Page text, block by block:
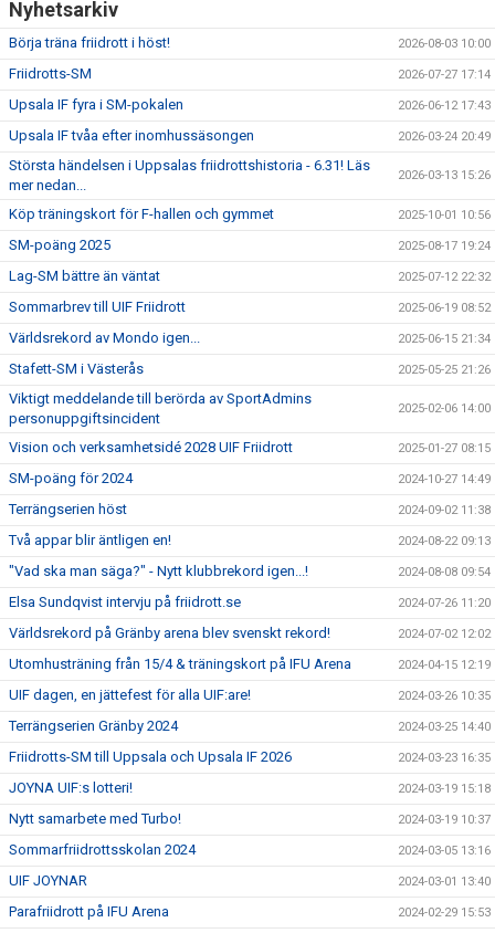
Nyhetsarkiv
Börja träna friidrott i höst! 2026-08-03 10:00
Friidrotts-SM 2026-07-27 17:14
Upsala IF fyra i SM-pokalen 2026-06-12 17:43
Upsala IF tvåa efter inomhussäsongen 2026-03-24 20:49
Största händelsen i Uppsalas friidrottshistoria - 6.31! Läs
mer nedan...
2026-03-13 15:26
Köp träningskort för F-hallen och gymmet 2025-10-01 10:56
SM-poäng 2025 2025-08-17 19:24
Lag-SM bättre än väntat 2025-07-12 22:32
Sommarbrev till UIF Friidrott 2025-06-19 08:52
Världsrekord av Mondo igen... 2025-06-15 21:34
Stafett-SM i Västerås 2025-05-25 21:26
Viktigt meddelande till berörda av SportAdmins
personuppgiftsincident
2025-02-06 14:00
Vision och verksamhetsidé 2028 UIF Friidrott 2025-01-27 08:15
SM-poäng för 2024 2024-10-27 14:49
Terrängserien höst 2024-09-02 11:38
Två appar blir äntligen en! 2024-08-22 09:13
"Vad ska man säga?" - Nytt klubbrekord igen...! 2024-08-08 09:54
Elsa Sundqvist intervju på friidrott.se 2024-07-26 11:20
Världsrekord på Gränby arena blev svenskt rekord! 2024-07-02 12:02
Utomhusträning från 15/4 & träningskort på IFU Arena 2024-04-15 12:19
UIF dagen, en jättefest för alla UIF:are! 2024-03-26 10:35
Terrängserien Gränby 2024 2024-03-25 14:40
Friidrotts-SM till Uppsala och Upsala IF 2026 2024-03-23 16:35
JOYNA UIF:s lotteri! 2024-03-19 15:18
Nytt samarbete med Turbo! 2024-03-19 10:37
Sommarfriidrottsskolan 2024 2024-03-05 13:16
UIF JOYNAR 2024-03-01 13:40
Parafriidrott på IFU Arena 2024-02-29 15:53